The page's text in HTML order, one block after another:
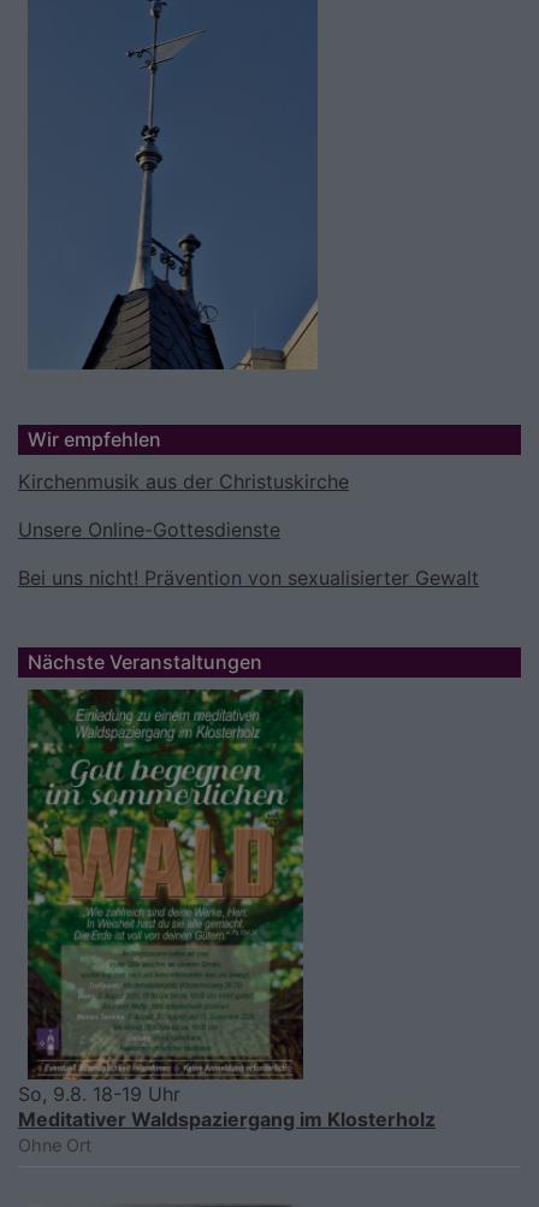
Wir empfehlen
Kirchenmusik aus der Christuskirche
Unsere Online-Gottesdienste
Bei uns nicht! Prävention von sexualisierter Gewalt
Nächste Veranstaltungen
So, 9.8. 18-19 Uhr
Meditativer Waldspaziergang im Klosterholz
Ohne Ort